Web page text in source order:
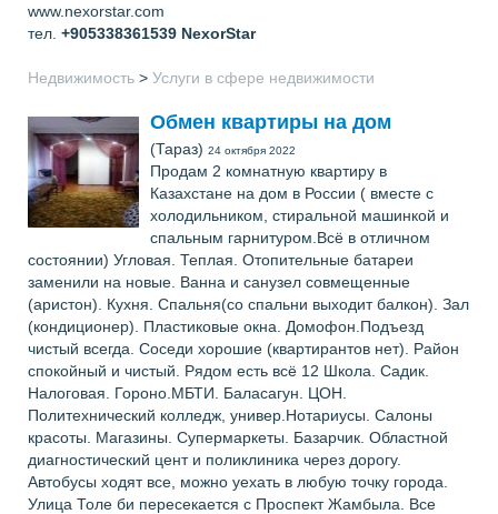
www.nexorstar.com
тел. +905338361539 NexorStar
Недвижимость > Услуги в сфере недвижимости
Обмен квартиры на дом
(Тараз) 24 октября 2022
Продам 2 комнатную квартиру в
Казахстане на дом в России ( вместе с
холодильником, стиральной машинкой и
спальным гарнитуром.Всё в отличном
состоянии) Угловая. Теплая. Отопительные батареи
заменили на новые. Ванна и санузел совмещенные
(аристон). Кухня. Спальня(со спальни выходит балкон). Зал
(кондиционер). Пластиковые окна. Домофон.Подъезд
чистый всегда. Соседи хорошие (квартирантов нет). Район
спокойный и чистый. Рядом есть всё 12 Школа. Садик.
Налоговая. Гороно.МБТИ. Баласагун. ЦОН.
Политехнический колледж, универ.Нотариусы. Салоны
красоты. Магазины. Супермаркеты. Базарчик. Областной
диагностический цент и поликлиника через дорогу.
Автобусы ходят все, можно уехать в любую точку города.
Улица Толе би пересекается с Проспект Жамбыла. Все